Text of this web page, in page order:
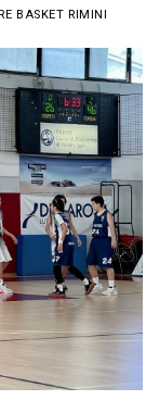
BASKET RIMINI